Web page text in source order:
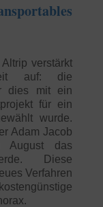
verstärkt
auf: die
dies mit ein
für ein
wurde.
Adam Jacob
August das
Diese
Verfahren